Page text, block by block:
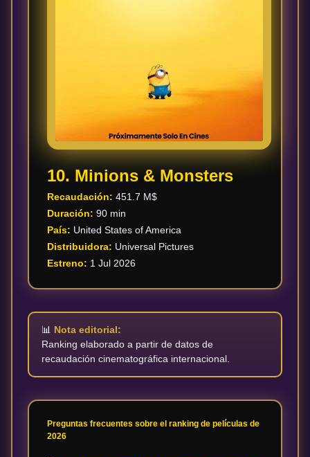
10. Minions & Monsters
Recaudación: 451.7 M$
Duración: 90 min
País: United States of America
Distribuidora: Universal Pictures
Estreno: 1 Jul 2026
📊 Nota editorial:
Ranking elaborado a partir de datos de
recaudación cinematográfica internacional.
Preguntas frecuentes sobre el ranking de películas de
2026